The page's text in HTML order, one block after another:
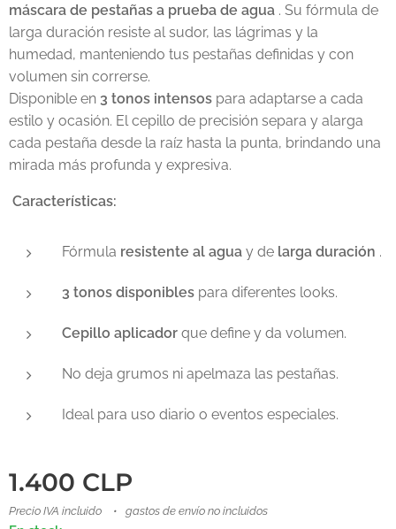
máscara de pestañas a prueba de agua . Su fórmula de
larga duración resiste al sudor, las lágrimas y la
humedad, manteniendo tus pestañas definidas y con
volumen sin correrse.
Disponible en 3 tonos intensos para adaptarse a cada
estilo y ocasión. El cepillo de precisión separa y alarga
cada pestaña desde la raíz hasta la punta, brindando una
mirada más profunda y expresiva.
Características:
Fórmula resistente al agua y de larga duración .
3 tonos disponibles para diferentes looks.
Cepillo aplicador que define y da volumen.
No deja grumos ni apelmaza las pestañas.
Ideal para uso diario o eventos especiales.
1.400 CLP
Precio IVA incluido gastos de envío no incluidos